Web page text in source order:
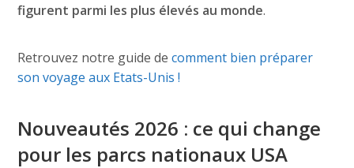
figurent parmi les plus élevés au monde.
Retrouvez notre guide decomment bien préparer
son voyage aux Etats-Unis !
Nouveautés 2026 : ce qui change
pour les parcs nationaux USA